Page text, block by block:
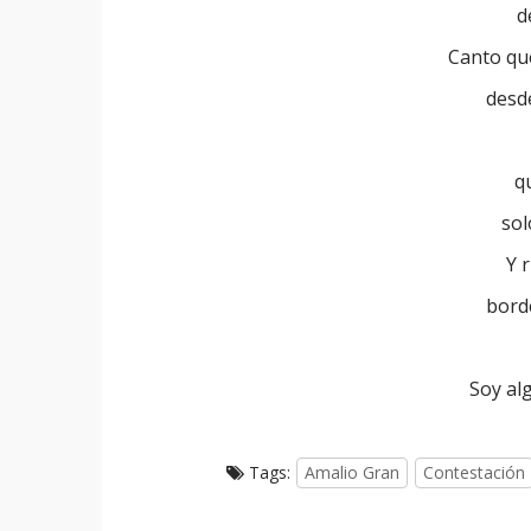
Canto
Y
Soy
Tags: Amalio Gran Contestación